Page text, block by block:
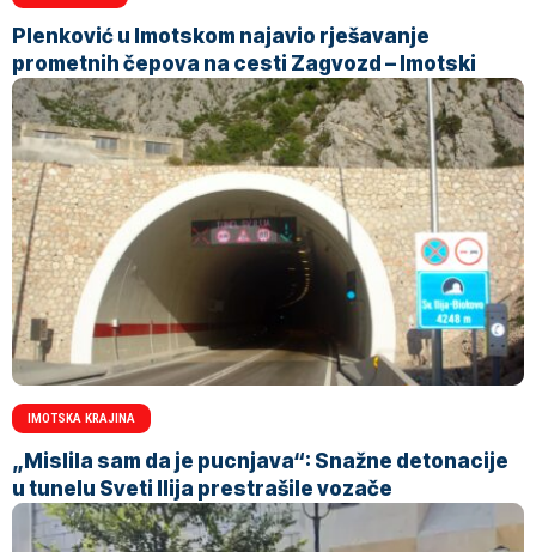
Plenković u Imotskom najavio rješavanje
prometnih čepova na cesti Zagvozd – Imotski
IMOTSKA KRAJINA
„Mislila sam da je pucnjava“: Snažne detonacije
u tunelu Sveti Ilija prestrašile vozače